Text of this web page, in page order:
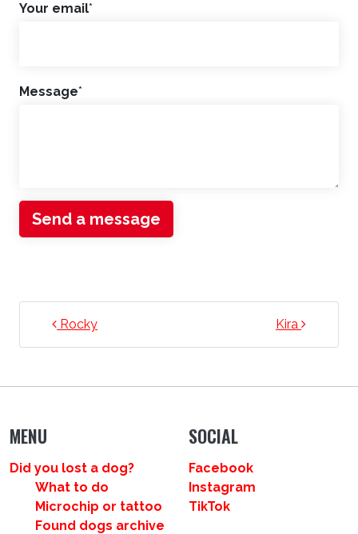
Your email*
Message*
Send a message
POST NAVIGATION
Rocky Kira
MENU
Did you lost a dog?
What to do
Microchip or tattoo
Found dogs archive
SOCIAL
Facebook
Instagram
TikTok